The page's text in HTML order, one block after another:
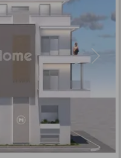
Next